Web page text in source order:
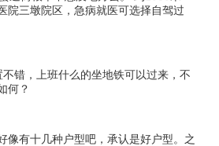
院三墩院区，急病就医可选择自驾过
错，上班什么的坐地铁可以过来，不
何？
像有十几种户型吧，承认是好户型。之